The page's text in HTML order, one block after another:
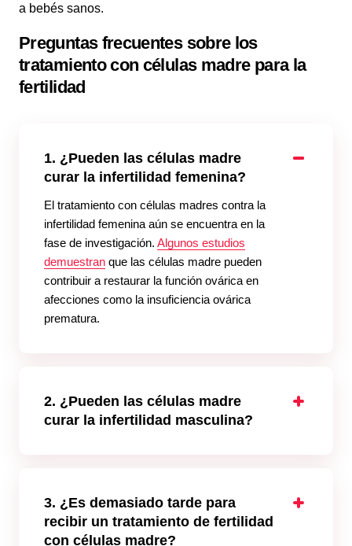
a bebés sanos.
Preguntas frecuentes sobre los
tratamiento con células madre para la
fertilidad
1. ¿Pueden las células madre
curar la infertilidad femenina?
El tratamiento con células madres contra la
infertilidad femenina aún se encuentra en la
fase de investigación. Algunos estudios
demuestran que las células madre pueden
contribuir a restaurar la función ovárica en
afecciones como la insuficiencia ovárica
prematura.
2. ¿Pueden las células madre
curar la infertilidad masculina?
prometedores. Por ejemplo, las células madre
derivadas del tejido adiposo son candidatas
importantes en cuanto pueden diferenciarse
3. ¿Es demasiado tarde para
recibir un tratamiento de fertilidad
con células madre?